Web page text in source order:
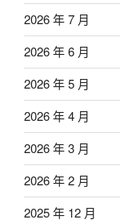
2026 年 7 月
2026 年 6 月
2026 年 5 月
2026 年 4 月
2026 年 3 月
2026 年 2 月
2025 年 12 月